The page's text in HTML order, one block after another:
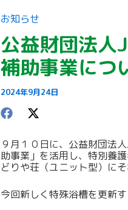
お知らせ
公益財団法人
補助事業につ
2024年9月24日
９月１０日に、公益財団法
助事業」を活用し、特別養
どりや荘（ユニット型）に
今回新しく特殊浴槽を更新